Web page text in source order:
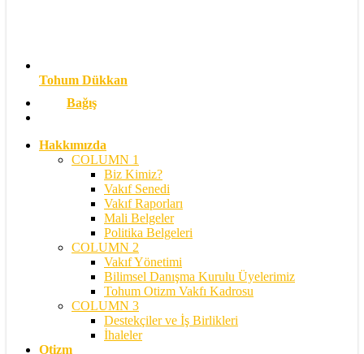
Tohum Dükkan
Bağış
Hakkımızda
COLUMN 1
Biz Kimiz?
Vakıf Senedi
Vakıf Raporları
Mali Belgeler
Politika Belgeleri
COLUMN 2
Vakıf Yönetimi
Bilimsel Danışma Kurulu Üyelerimiz
Tohum Otizm Vakfı Kadrosu
COLUMN 3
Destekçiler ve İş Birlikleri
İhaleler
Otizm